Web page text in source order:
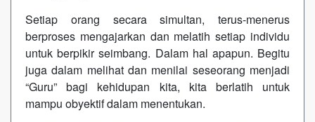
Setiap orang secara simultan, terus-menerus
berproses mengajarkan dan melatih setiap individu
untuk berpikir seimbang. Dalam hal apapun. Begitu
juga dalam melihat dan menilai seseorang menjadi
“Guru” bagi kehidupan kita, kita berlatih untuk
mampu obyektif dalam menentukan.